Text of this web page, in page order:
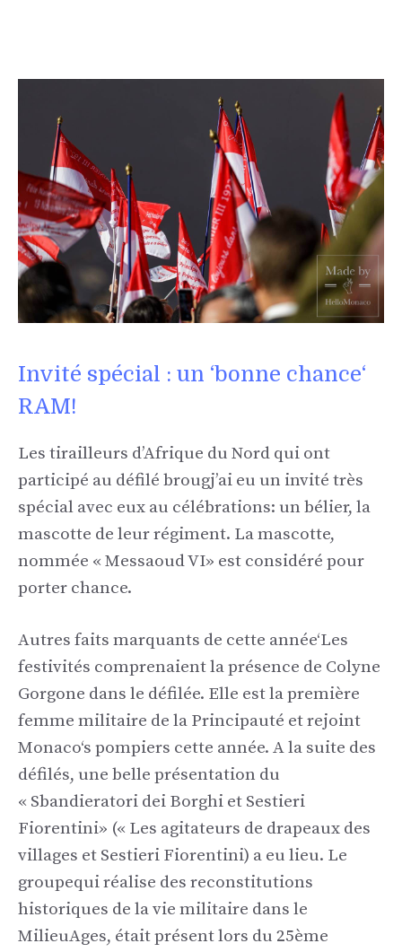
Invité spécial : un ‘bonne chance‘
RAM!
Les tirailleurs d’Afrique du Nord qui ont
participé au défilé brougj’ai eu un invité très
spécial avec eux au célébrations: un bélier, la
mascotte de leur régiment. La mascotte,
nommée «MessaoudVI» est considéré pour
porter chance.
Autres faits marquants de cette année‘Les
festivités comprenaient la présence de Colyne
Gorgone dans le défilée. Elle est la première
femme militaire de la Principauté et rejoint
Monaco‘s pompiers cette année. A la suite des
défilés, une belle présentation du
« Sbandieratori dei Borghi et Sestieri
Fiorentini» (« Les agitateurs de drapeaux des
villages et Sestieri Fiorentini) a eu lieu. Le
groupequi réalise des reconstitutions
historiques de la vie militaire dans le
MilieuAges, était présent lors du 25ème